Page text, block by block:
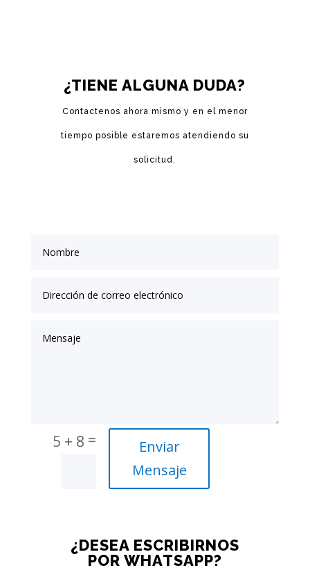
¿TIENE ALGUNA DUDA?
Contactenos ahora mismo y en el menor
tiempo posible estaremos atendiendo su
solicitud.
5 + 8 =
Enviar
Mensaje
¿DESEA ESCRIBIRNOS
POR WHATSAPP?